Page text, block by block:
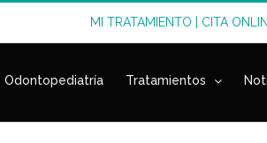
MI TRATAMIENTO CITA
Odontopediatría Tratamientos